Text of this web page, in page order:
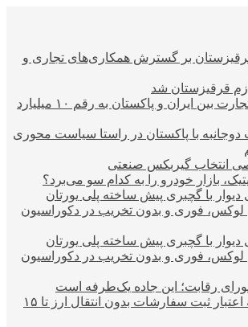
قرقیزستان بر گسترش همکاری‌های تجاری و
قرقیزستان شد
افزایش حجم تجارت بین ایران و پاکستان به رقم ۱۰ میلیارد
دوجانبه با پاکستان در راستا سیاست محوری
انتخاب گیربکس صنعتی
بازار خودرو را به کدام سو می‌برد؟
دیوار با گچبری پیش ساخته پلی یورتان
لوکس، فوری و بدون تخریب در دکوراسیون
دیوار با گچبری پیش ساخته پلی یورتان
لوکس، فوری و بدون تخریب در دکوراسیون
تمدید بخشنامه اعتبار ثبت سفارشات بدون انتقال ارز تا ۱۵